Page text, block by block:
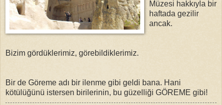
Müzesi hakkıyla bir
haftada gezilir
ancak.
Bizim gördüklerimiz, görebildiklerimiz.
Bir de Göreme adı bir ilenme gibi geldi bana. Hani
kötülüğünü istersen birilerinin, bu güzelliği GÖREME gibi!